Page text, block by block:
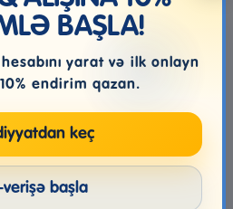
32.99₼
BAŞLA!
yarat və ilk onlayn
endirim qazan.
keç
verişə başla